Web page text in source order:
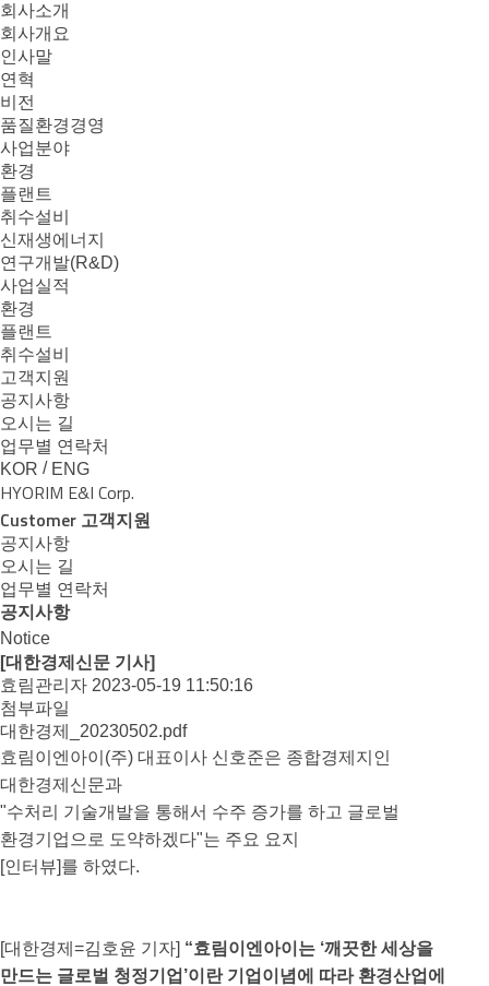
본문으로 바로가기
메뉴 바로가기
회사소개
회사개요
인사말
연혁
비전
품질환경경영
사업분야
환경
플랜트
취수설비
신재생에너지
연구개발(R&D)
사업실적
환경
플랜트
취수설비
고객지원
공지사항
오시는 길
업무별 연락처
KOR / ENG
HYORIM E&I Corp.
Customer 고객지원
공지사항
오시는 길
업무별 연락처
공지사항
Notice
[대한경제신문 기사]
효림관리자 2023-05-19 11:50:16
첨부파일
대한경제_20230502.pdf
효림이엔아이(주) 대표이사 신호준은 종합경제지인
대한경제신문과
"수처리 기술개발을 통해서 수주 증가를 하고 글로벌
환경기업으로 도약하겠다"는 주요 요지
[인터뷰]를 하였다.
[대한경제=김호윤 기자] “효림이엔아이는 ‘깨끗한 세상을
만드는 글로벌 청정기업’이란 기업이념에 따라 환경산업에